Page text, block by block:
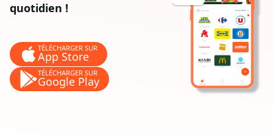
quotidien !
TÉLÉCHARGER SUR
App Store
TÉLÉCHARGER SUR
Google Play